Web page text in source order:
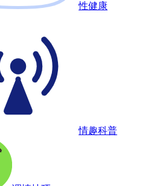
性健康
情趣科普